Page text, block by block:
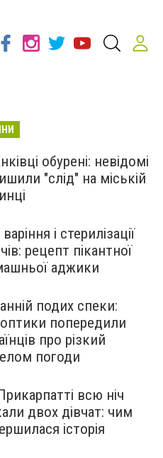
обурені: невідомі
"слід" на міській
і стерилізації
рецепт пікантної
аджики
подих спеки:
попередили
про різкий
погоди
всю ніч
двох дівчат: чим
історія